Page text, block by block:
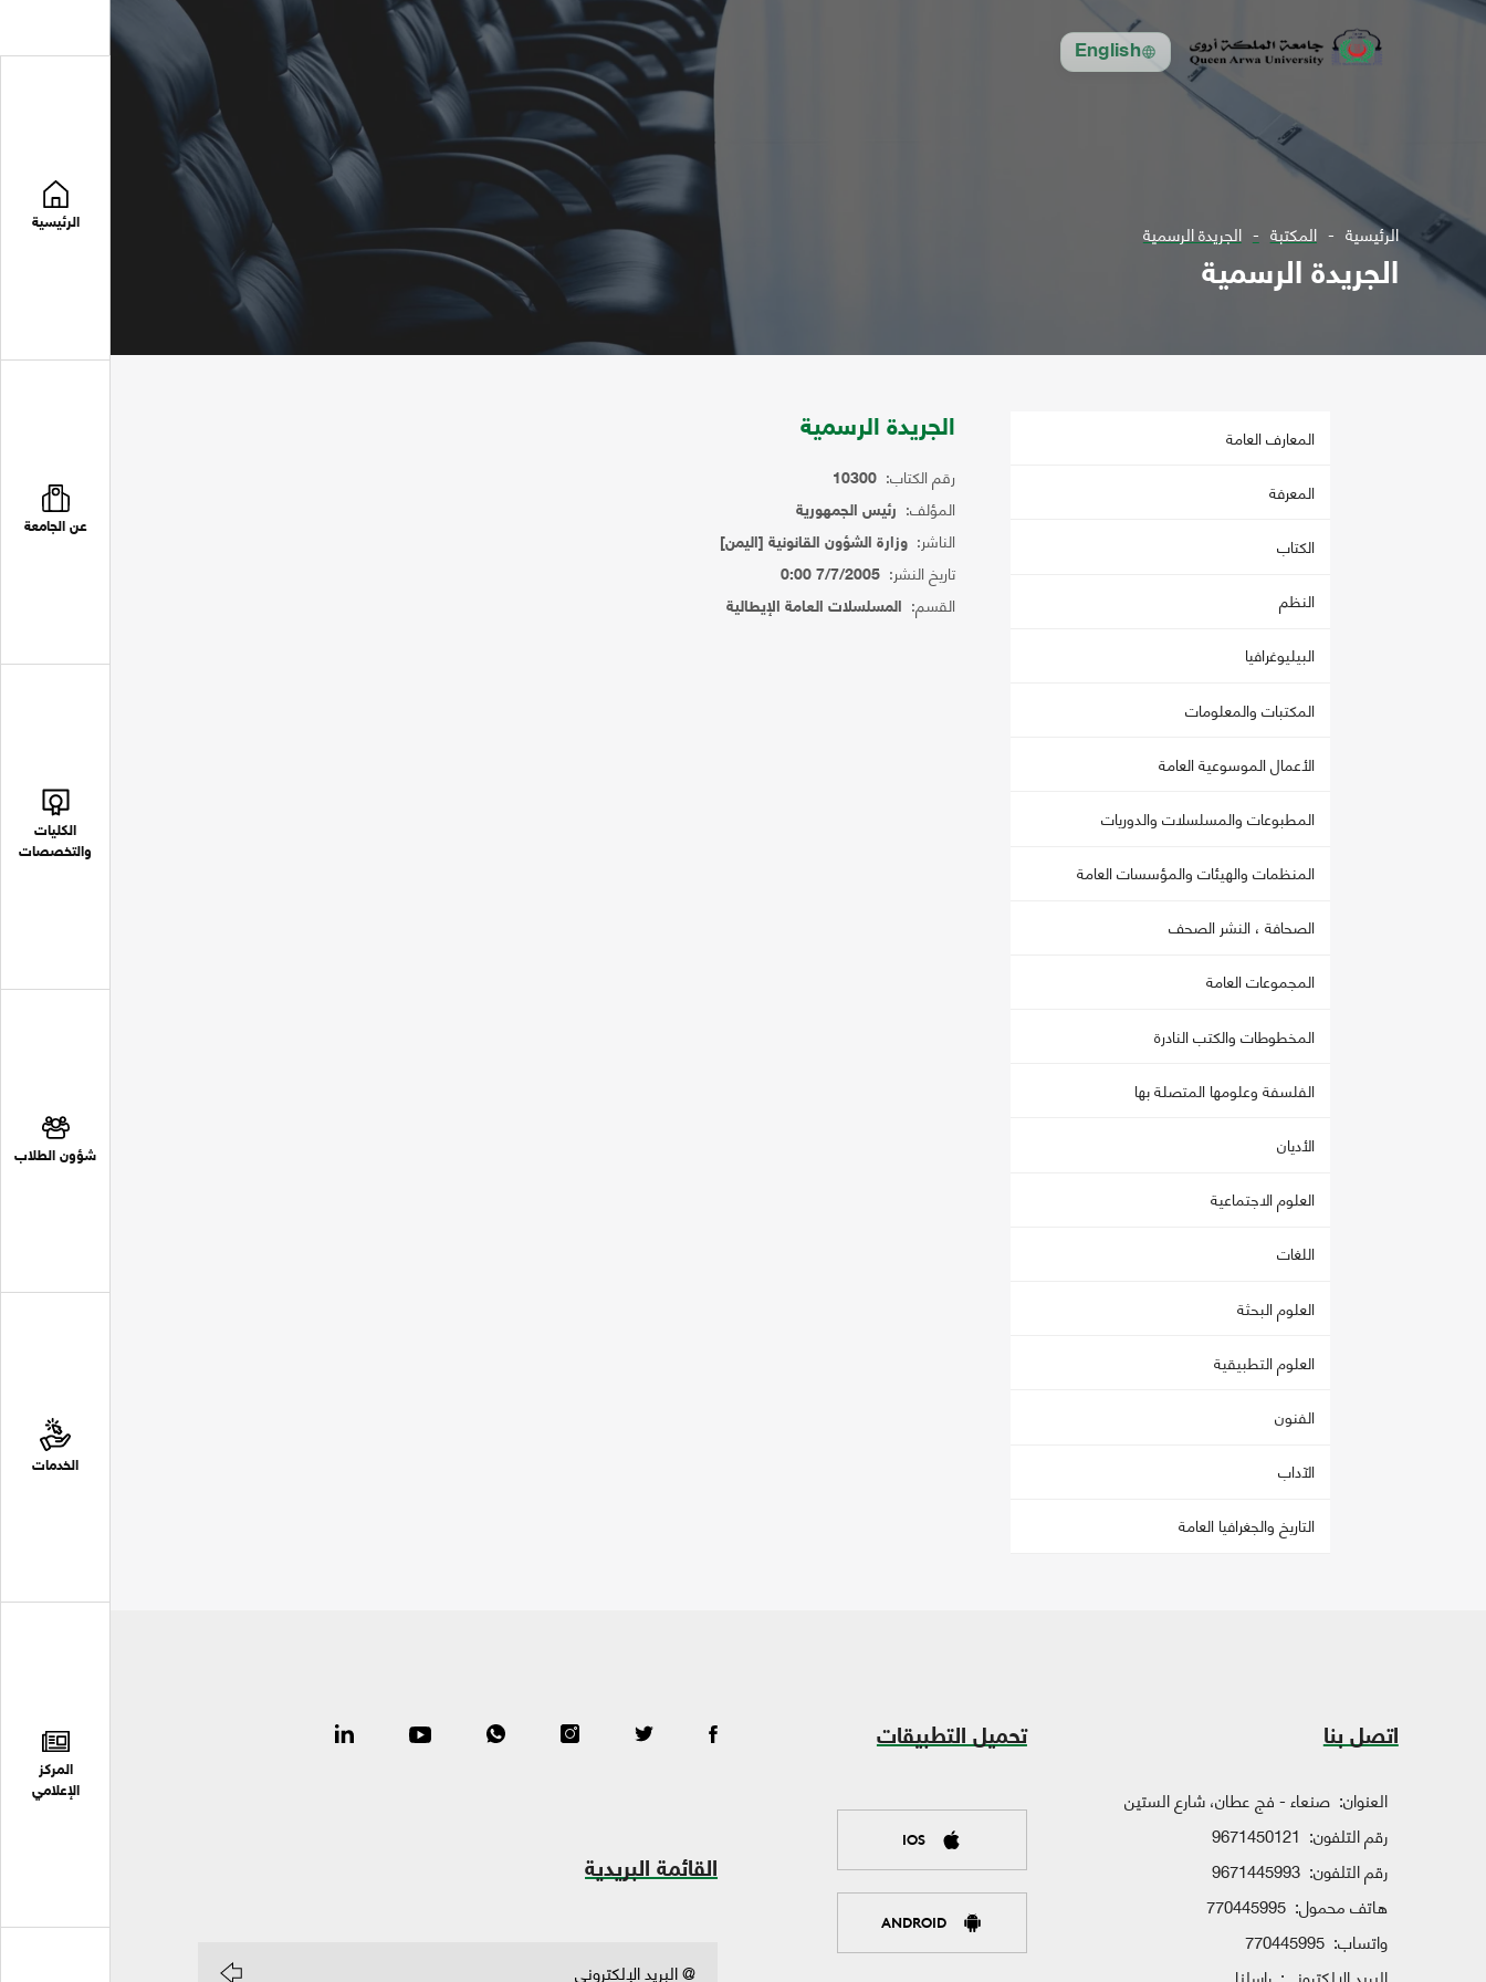
English
الرئيسية
عن الجامعة
الكليات
والتخصصات
شؤون الطلاب
الخدمات
المركز
الإعلامي
الرئيسية المكتبة الجريدة الرسمية
الجريدة الرسمية
المعارف العامة
المعرفة
الكتاب
النظم
البيليوغرافيا
المكتبات والمعلومات
الأعمال الموسوعية العامة
المطبوعات والمسلسلات والدوريات
المنظمات والهيئات والمؤسسات العامة
الصحافة ، النشر الصحف
المجموعات العامة
المخطوطات والكتب النادرة
الفلسفة وعلومها المتصلة بها
الأديان
العلوم الاجتماعية
اللغات
العلوم البحثة
العلوم التطبيقية
الفنون
الآداب
التاريخ والجغرافيا العامة
الجريدة الرسمية
رقم الكتاب: 10300
المؤلف: رئيس الجمهورية
الناشر: وزارة الشؤون القانونية [اليمن]
تاريخ النشر: 7/7/2005 0:00
القسم: المسلسلات العامة الإيطالية
اتصل بنا
العنوان: صنعاء - فج عطان، شارع الستين
رقم التلفون: 9671450121
رقم التلفون: 9671445993
هاتف محمول: 770445995
واتساب: 770445995
تحميل التطبيقات
IOS
ANDROID
القائمة البريدية